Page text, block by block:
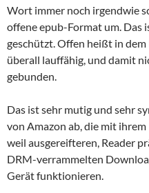
Wort immer noch irgendwie
offene epub-Format um. Das
geschützt. Offen heißt in
überall lauffähig, und damit
gebunden.
Das ist sehr mutig und sehr
von Amazon ab, die mit
weil ausgereifteren, Reader
DRM-verrammelten
Gerät funktionieren.